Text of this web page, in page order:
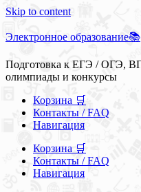
Skip to content
Электронное образование📚
Подготовка к ЕГЭ / ОГЭ,
олимпиады и конкурсы
Корзина 🛒
Контакты / FAQ
Навигация
Корзина 🛒
Контакты / FAQ
Навигация